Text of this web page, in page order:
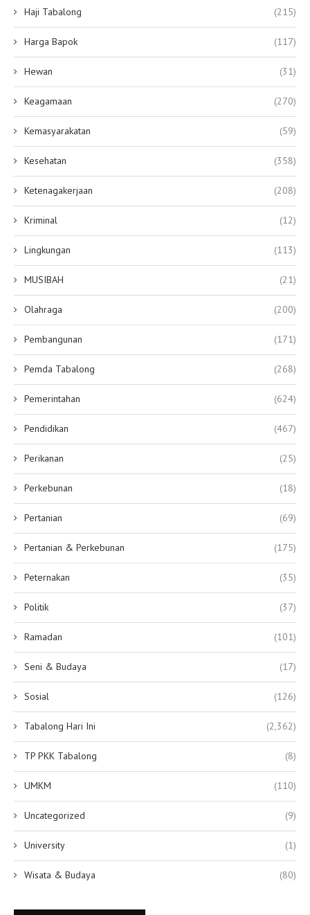
Haji Tabalong (215)
Harga Bapok (117)
Hewan (31)
Keagamaan (270)
Kemasyarakatan (59)
Kesehatan (358)
Ketenagakerjaan (208)
Kriminal (12)
Lingkungan (113)
MUSIBAH (21)
Olahraga (200)
Pembangunan (171)
Pemda Tabalong (268)
Pemerintahan (624)
Pendidikan (467)
Perikanan (25)
Perkebunan (18)
Pertanian (69)
Pertanian & Perkebunan (175)
Peternakan (35)
Politik (37)
Ramadan (101)
Seni & Budaya (17)
Sosial (126)
Tabalong Hari Ini (2,362)
TP PKK Tabalong (8)
UMKM (110)
Uncategorized (9)
University (1)
Wisata & Budaya (80)